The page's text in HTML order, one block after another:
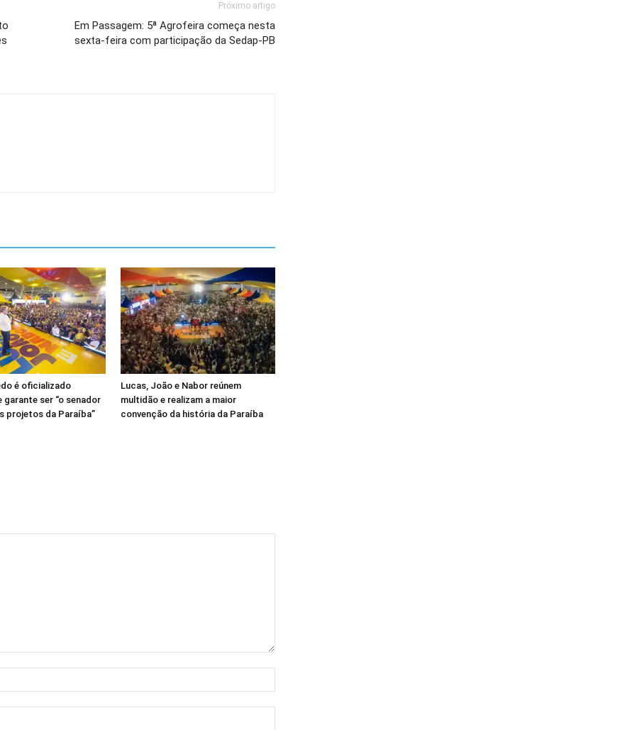
Próximo artigo
Em Passagem: 5ª Agrofeira começa nesta
sexta-feira com participação da Sedap-PB
é oficializado
garante ser “o senador
projetos da Paraíba”
Lucas, João e Nabor reúnem
multidão e realizam a maior
convenção da história da Paraíba